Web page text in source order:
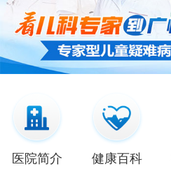
医院简介 健康百科